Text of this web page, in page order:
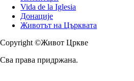
Vida de la Iglesia
Донације
Животът на Църквата
Copyright ©Живот Цркве
Сва права придржана.